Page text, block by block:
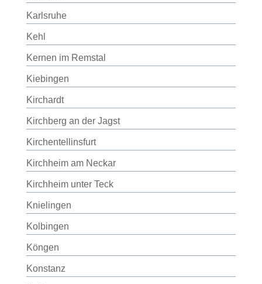
Karlsruhe
Kehl
Kernen im Remstal
Kiebingen
Kirchardt
Kirchberg an der Jagst
Kirchentellinsfurt
Kirchheim am Neckar
Kirchheim unter Teck
Knielingen
Kolbingen
Köngen
Konstanz